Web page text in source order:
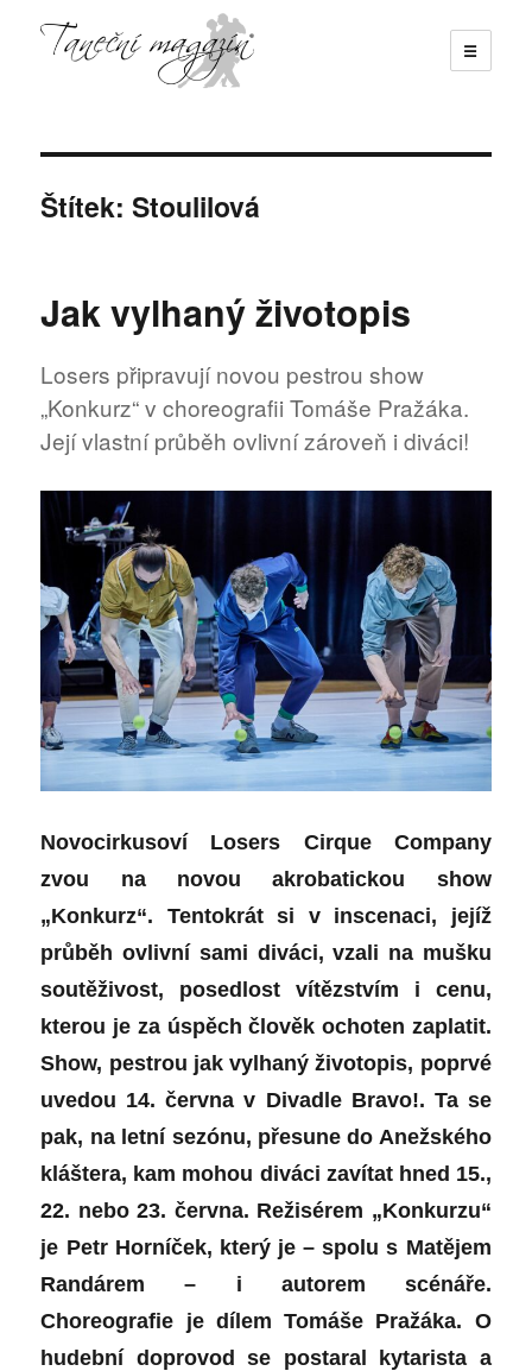
☰
Štítek:Stoulilová
Jak vylhaný životopis
Losers připravují novou pestrou show
„Konkurz“ v choreografii Tomáše Pražáka.
Její vlastní průběh ovlivní zároveň i diváci!
Novocirkusoví Losers Cirque Company
zvou na novou akrobatickou show
„Konkurz“. Tentokrát si v inscenaci, jejíž
průběh ovlivní sami diváci, vzali na mušku
soutěživost, posedlost vítězstvím i cenu,
kterou je za úspěch člověk ochoten zaplatit.
Show, pestrou jak vylhaný životopis, poprvé
uvedou 14. června v Divadle Bravo!. Ta se
pak, na letní sezónu, přesune do Anežského
kláštera, kam mohou diváci zavítat hned 15.,
22. nebo 23. června. Režisérem „Konkurzu“
je Petr Horníček, který je – spolu s Matějem
Randárem – i autorem scénáře.
Choreografie je dílem Tomáše Pražáka. O
hudební doprovod se postaral kytarista a